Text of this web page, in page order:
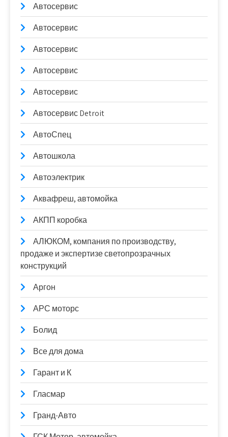
Автосервис
Автосервис
Автосервис
Автосервис
Автосервис
Автосервис Detroit
АвтоСпец
Автошкола
Автоэлектрик
Аквафреш, автомойка
АКПП коробка
АЛЮКОМ, компания по производству,
продаже и экспертизе светопрозрачных
конструкций
Аргон
АРС моторс
Болид
Все для дома
Гарант и К
Гласмар
Гранд-Авто